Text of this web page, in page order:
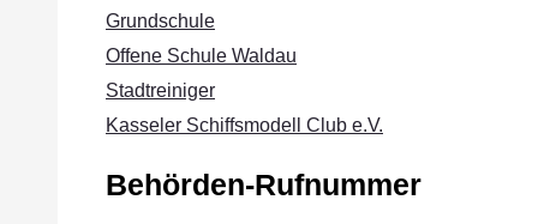
Grundschule
Offene Schule Waldau
Stadtreiniger
Kasseler Schiffsmodell Club e.V.
Behörden-Rufnummer